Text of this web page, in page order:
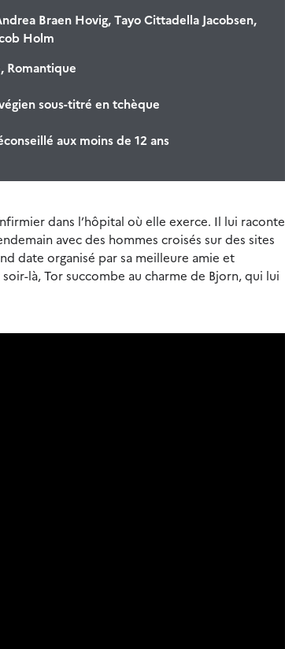
Braen Hovig, Tayo Cittadella Jacobsen,
Holm
Romantique
sous-titré en tchèque
aux moins de 12 ans
dans l’hôpital où elle exerce. Il lui raconte
avec des hommes croisés sur des sites
date organisé par sa meilleure amie et
là, Tor succombe au charme de Bjorn, qui lui